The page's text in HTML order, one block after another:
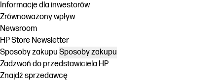
Informacje dla inwestorów
Zrównoważony wpływ
Newsroom
HP Store Newsletter
Sposoby zakupu Sposoby zakupu
Zadzwoń do przedstawiciela HP
Znajdź sprzedawcę